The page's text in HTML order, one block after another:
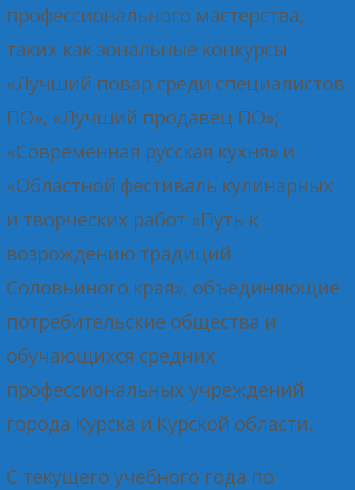
профессионального мастерства,
таких как зональные конкурсы
«Лучший повар среди специалистов
ПО», «Лучший продавец ПО»;
«Современная русская кухня» и
«Областной фестиваль кулинарных
и творческих работ «Путь к
возрождению традиций
Соловьиного края», объединяющие
потребительские общества и
обучающихся средних
профессиональных учреждений
города Курска и Курской области.
С текущего учебного года по